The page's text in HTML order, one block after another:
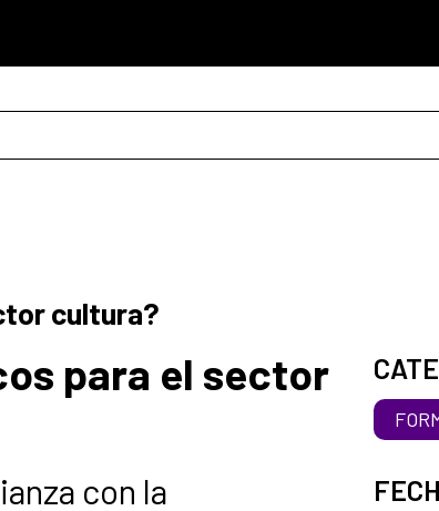
cultura?
para el sector
con la